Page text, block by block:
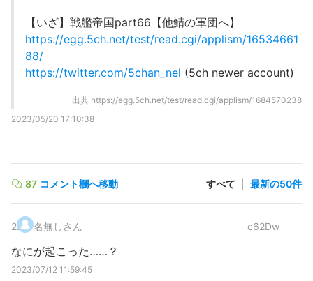
【いざ】戦艦帝国part66【他鯖の軍団へ】
https://egg.5ch.net/test/read.cgi/applism/16534661
88/
https://twitter.com/5chan_nel (5ch newer account)
出典 https://egg.5ch.net/test/read.cgi/applism/1684570238
2023/05/20 17:10:38
87 コメント欄へ移動 すべて 最新の50件
2. 名無しさん c62Dw
なにが起こった……？
2023/07/12 11:59:45